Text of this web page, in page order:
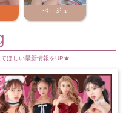
ベージュ
ほしい最新情報をUP★